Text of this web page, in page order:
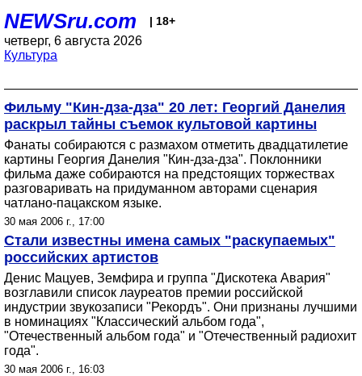
NEWSru.com | 18+
четверг, 6 августа 2026
Культура
Фильму "Кин-дза-дза" 20 лет: Георгий Данелия
раскрыл тайны съемок культовой картины
Фанаты собираются с размахом отметить двадцатилетие
картины Георгия Данелия "Кин-дза-дза". Поклонники
фильма даже собираются на предстоящих торжествах
разговаривать на придуманном авторами сценария
чатлано-пацакском языке.
30 мая 2006 г., 17:00
Стали известны имена самых "раскупаемых"
российских артистов
Денис Мацуев, Земфира и группа "Дискотека Авария"
возглавили список лауреатов премии российской
индустрии звукозаписи "Рекордъ". Они признаны лучшими
в номинациях "Классический альбом года",
"Отечественный альбом года" и "Отечественный радиохит
года".
30 мая 2006 г., 16:03